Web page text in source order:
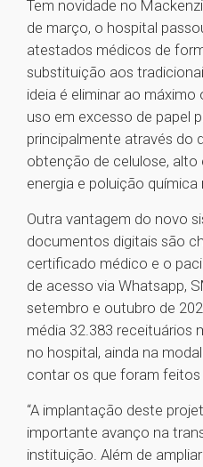
Tem novidade no
de março, o hospital
atestados médicos de
substituição aos
ideia é eliminar ao
uso em excesso de papel
principalmente através do
obtenção de celulose, alto
energia e poluição química
Outra vantagem do novo
documentos digitais são
certificado médico e o
de acesso via Whatsapp,
setembro e outubro de
média 32.383 receituários
no hospital, ainda na
contar os que foram
“A implantação deste
importante avanço na
instituição. Além de